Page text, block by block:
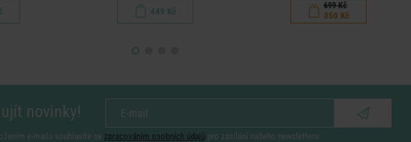
449 Kč
699 Kč
350 Kč
novinky!
e-mailu souhlasíte se zpracováním osobních údajů pro zasílání našeho newsletteru